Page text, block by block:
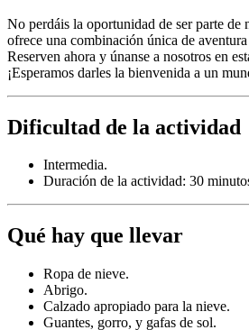
No perdáis la oportunidad de ser parte de
ofrece una combinación única de
Reserven ahora y únanse a nosotros en
¡Esperamos darles la bienvenida a un
Dificultad de la actividad
Intermedia.
Duración de la actividad: 30
Qué hay que llevar
Ropa de nieve.
Abrigo.
Calzado apropiado para la nieve.
Guantes, gorro, y gafas de sol.